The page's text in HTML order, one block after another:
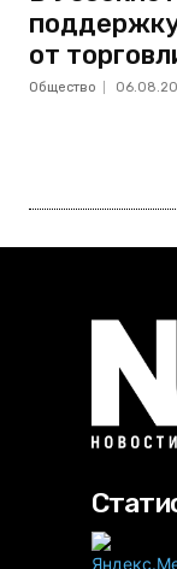
от
Общество